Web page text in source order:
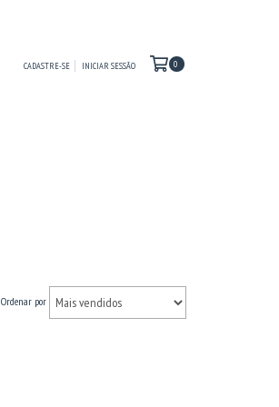
CADASTRE-SE INICIAR SESSÃO 0
Ordenar por